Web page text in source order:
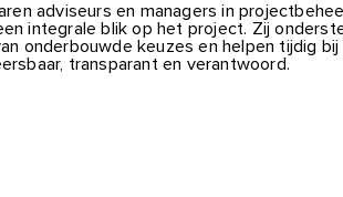
adviseurs en managers in
integrale blik op het project. Zij
onderbouwde keuzes en helpen tijdig
transparant en verantwoord.